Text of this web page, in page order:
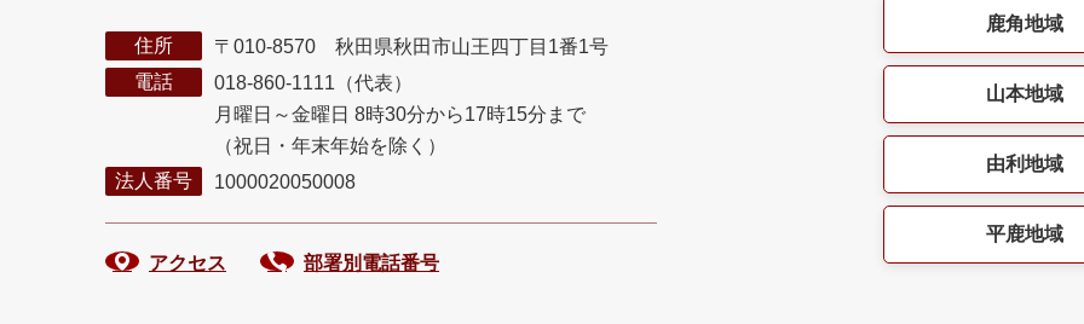
住所
〒010-8570 秋田県秋田市山王四丁目1番1号
電話
018-860-1111（代表）
月曜日～金曜日 8時30分から17時15分まで
（祝日・年末年始を除く）
法人番号
1000020050008
アクセス 部署別電話番号
鹿角地域
山本地域
由利地域
平鹿地域